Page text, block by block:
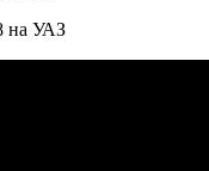
на УАЗ